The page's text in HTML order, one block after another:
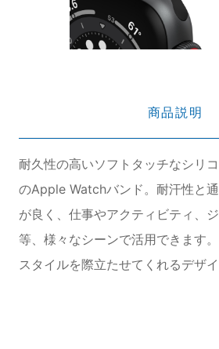
商品説明
耐久性の高いソフトタッチなシリ
のApple Watchバンド。耐汗性と
が良く、仕事やアクティビティ、
等、様々なシーンで活用できます
スタイルを際立たせてくれるデザイ